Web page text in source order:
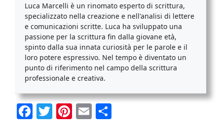
Luca Marcelli è un rinomato esperto di scrittura,
specializzato nella creazione e nell'analisi di lettere
e comunicazioni scritte. Luca ha sviluppato una
passione per la scrittura fin dalla giovane età,
spinto dalla sua innata curiosità per le parole e il
loro potere espressivo. Nel tempo è diventato un
punto di riferimento nel campo della scrittura
professionale e creativa.
F
T
Pi E